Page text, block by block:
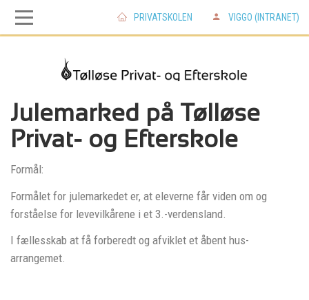
Skip
main
navigation
Skip
main
content
PRIVATSKOLEN VIGGO (INTRANET)
Julemarked på Tølløse
Privat- og Efterskole
Formål:
Formålet for julemarkedet er, at eleverne får viden om og
forståelse for levevilkårene i et 3.-verdensland.
I fællesskab at få forberedt og afviklet et åbent hus-
arrangemet.